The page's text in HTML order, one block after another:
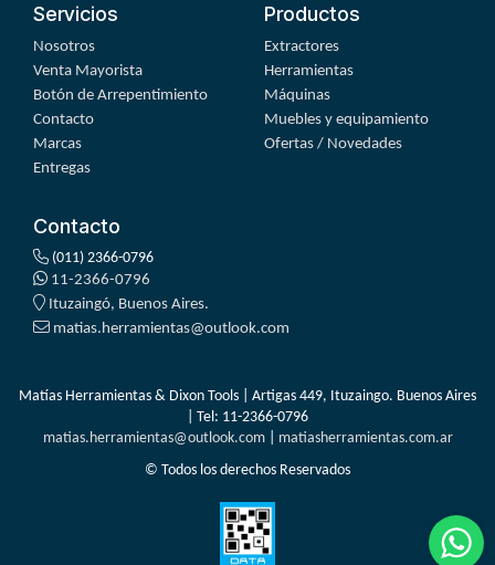
Servicios
Nosotros
Venta Mayorista
Botón de Arrepentimiento
Contacto
Marcas
Entregas
Productos
Extractores
Herramientas
Máquinas
Muebles y equipamiento
Ofertas / Novedades
Contacto
(011) 2366-0796
11-2366-0796
Ituzaingó, Buenos Aires.
matias.herramientas@outlook.com
Matías Herramientas & Dixon Tools | Artigas 449, Ituzaingo. Buenos Aires
| Tel: 11-2366-0796
matias.herramientas@outlook.com| matiasherramientas.com.ar
© Todos los derechos Reservados